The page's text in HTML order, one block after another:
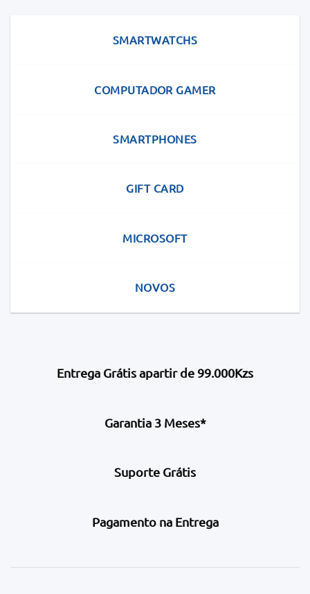
SMARTWATCHS
COMPUTADOR GAMER
SMARTPHONES
GIFT CARD
MICROSOFT
NOVOS
Entrega Grátis apartir de 99.000Kzs
Garantia 3 Meses*
Suporte Grátis
Pagamento na Entrega